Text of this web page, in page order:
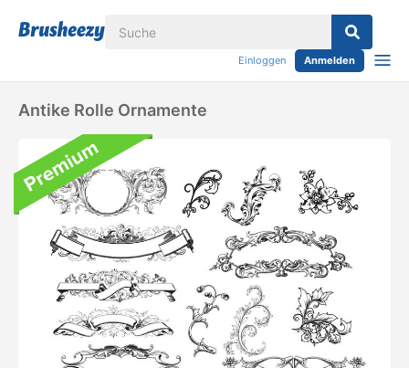
Einloggen Anmelden
Antike Rolle Ornamente